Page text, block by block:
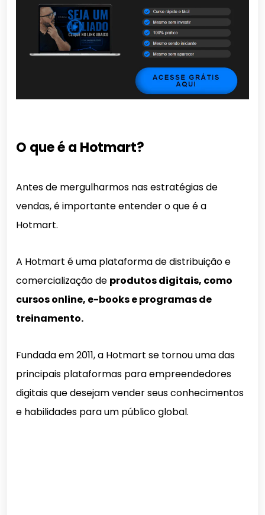
O que é a Hotmart?
Antes de mergulharmos nas estratégias de
vendas, é importante entender o que é a
Hotmart.
A Hotmart é uma plataforma de distribuição e
comercialização de produtos digitais, como
cursos online, e-books e programas de
treinamento.
Fundada em 2011, a Hotmart se tornou uma das
principais plataformas para empreendedores
digitais que desejam vender seus conhecimentos
e habilidades para um público global.